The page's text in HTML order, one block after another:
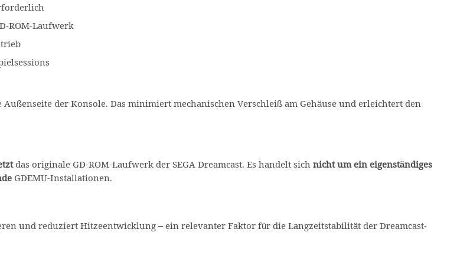
ROM-Laufwerk
der Konsole. Das minimiert mechanischen Verschleiß am Gehäuse und erleichtert den
das originale GD-ROM-Laufwerk der SEGA Dreamcast. Es handelt sichnicht um ein eigenständiges
GDEMU-Installationen.
und reduziert Hitzeentwicklung – ein relevanter Faktor für die Langzeitstabilität der Dreamcast-